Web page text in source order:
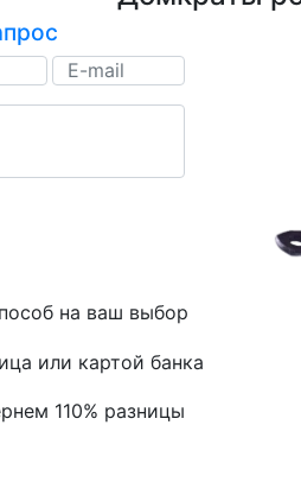
на ваш выбор
или картой банка
110% разницы